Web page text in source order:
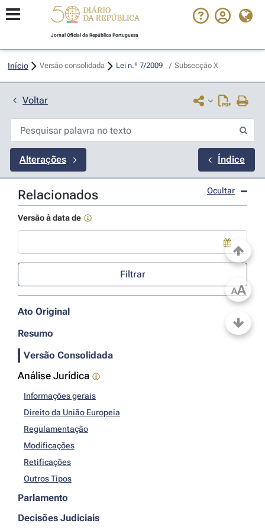
Jornal Oficial da República Portuguesa
Início Versão consolidada Lei n.º 7/2009 / Subsecção X
Voltar
Alterações Índice
Relacionados Ocultar
Versão à data de
Use a tecla de seta para baixo para abrir o calendário; Use as
Filtrar
Ato Original
Resumo
Versão Consolidada
Análise Jurídica
Informações gerais
Direito da União Europeia
Regulamentação
Modificações
Retificações
Outros Tipos
Parlamento
Decisões Judiciais
AA